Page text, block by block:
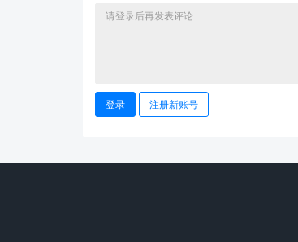
登录 注册新账号